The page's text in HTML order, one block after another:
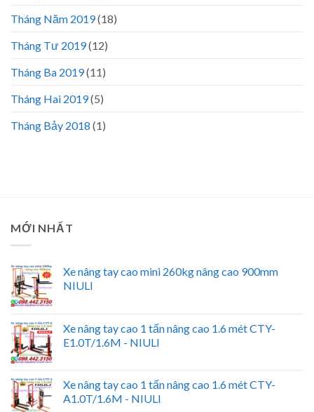
Tháng Năm 2019(18)
Tháng Tư 2019(12)
Tháng Ba 2019(11)
Tháng Hai 2019(5)
Tháng Bảy 2018 (1)
MỚI NHẤT
Xe nâng tay cao mini 260kg nâng cao 900mm
NIULI
Xe nâng tay cao 1 tấn nâng cao 1.6 mét CTY-
E1.0T/1.6M - NIULI
Xe nâng tay cao 1 tấn nâng cao 1.6 mét CTY-
A1.0T/1.6M - NIULI